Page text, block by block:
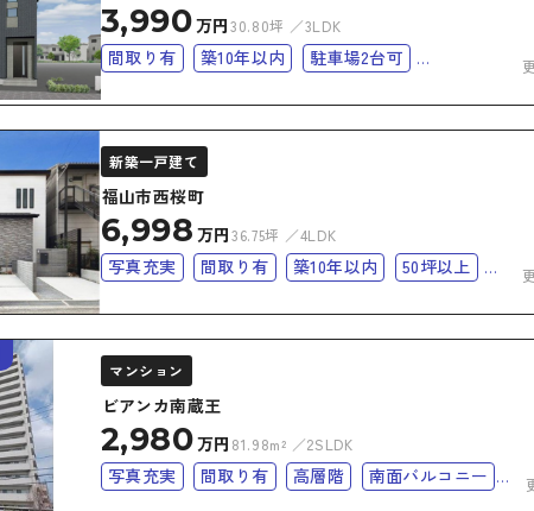
3,990万円30.80坪 3LDK
間取り有 築10年以内
駐車場2台可
オール電化住宅
新築一戸建て
福山市西桜町
6,998 万円36.75坪 4LDK
写真充実 間取り有 築10年以内
50坪以上
マンション
ビアンカ南蔵王
2,980万円 81.98m² 2SLDK
写真充実 間取り有 高層階
南面バルコニー